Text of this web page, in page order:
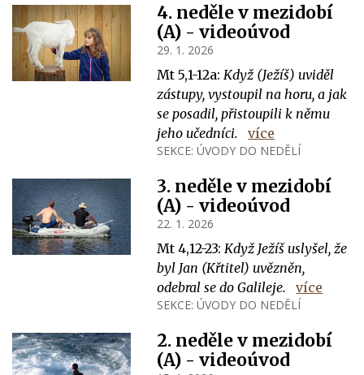
4. neděle v mezidobí
(A) - videoúvod
29. 1. 2026
Mt 5,1-12a:Když (Ježíš) uviděl
zástupy, vystoupil na horu, a jak
se posadil, přistoupili k němu
jeho učedníci.
více
SEKCE:ÚVODY DO NEDĚLÍ
3. neděle v mezidobí
(A) - videoúvod
22. 1. 2026
Mt 4,12-23: Když Ježíš uslyšel, že
byl Jan (Křtitel) uvězněn,
odebral se do Galileje.
více
SEKCE:ÚVODY DO NEDĚLÍ
2. neděle v mezidobí
(A) - videoúvod